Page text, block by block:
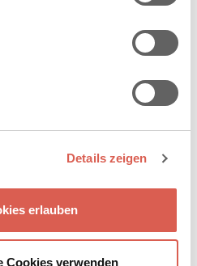
Details zeigen
erlauben
Cookies verwenden